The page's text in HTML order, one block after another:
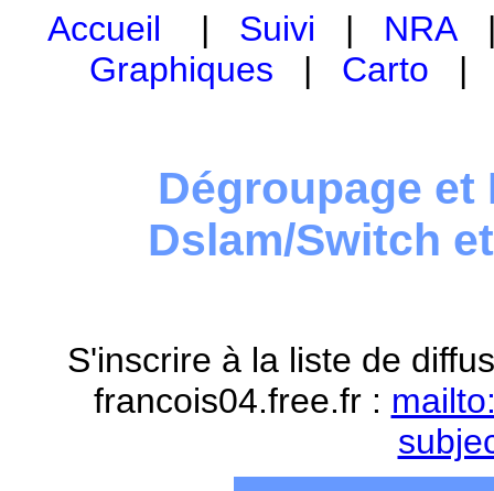
Accueil | Suivi | NRA
Graphiques | Carto
Dégroupage et
Dslam/Switch
S'inscrire à la liste de
francois04.free.fr :